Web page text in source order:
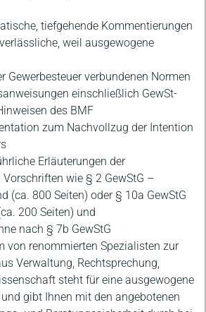
tiefgehende Kommentierungen
weil ausgewogene
Gewerbesteuer verbundenen Normen
einschließlich GewSt-
des BMF
zum Nachvollzug der Intention
Erläuterungen der
wie § 2 GewStG –
(ca. 800 Seiten) oder § 10a GewStG
200 Seiten) und
nach § 7b GewStG
von renommierten Spezialisten zur
Verwaltung, Rechtsprechung,
steht für eine ausgewogene
gibt Ihnen mit den angebotenen